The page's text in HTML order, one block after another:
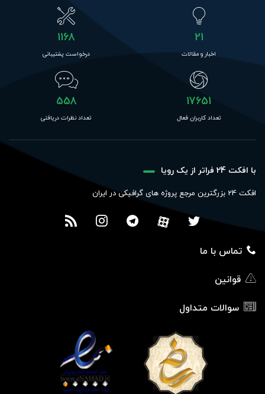
21
اخبار و مقالات
1168
درخواست پشتیبانی
17651
تعداد کاربران فعال
558
تعداد نظرات دریافتی
با افکت 24 فراتر از یک رویا
افکت 24 بزرگترین مرجع پروژه های گرافیکی در ایران
تماس با ما
قوانین
سوالات متداول